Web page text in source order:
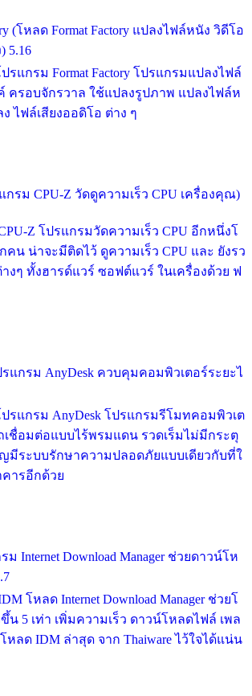
(โหลด Format Factory แปลงไฟล์หนัง วิดีโอ
5.16
รแกรม Format Factory โปรแกรมแปลงไฟล์
ครอบจักรวาล ใช้แปลงรูปภาพ แปลงไฟล์ห
ไฟล์เสียงออดิโอ ต่าง ๆ
กรม CPU-Z วัดดูความเร็ว CPU เครื่องคุณ)
Z โปรแกรมวัดความเร็ว CPU อีกหนึ่งโ
น น่าจะมีติดไว้ ดูความเร็ว CPU และ ยังรว
งๆ ทั้งฮารด์แวร์ ซอฟต์แวร์ ในเครื่องด้วย ฟ
รแกรม AnyDesk ควบคุมคอมพิวเตอร์ระยะไ
รแกรม AnyDesk โปรแกรมรีโมทคอมพิวเต
เชื่อมต่อแบบไร้พรมแดน รวดเร็มไม่มีกระตุ
มีระบบรักษาความปลอดภัยแบบเดียวกับที่ใ
ารอีกด้วย
ม Internet Download Manager ช่วยดาวน์โห
โหลด Internet Download Manager ช่วยโ
น 5 เท่า เพิ่มความเร็ว ดาวน์โหลดไฟล์ เพล
หลด IDM ล่าสุด จาก Thaiware ไว้ใจได้แน่น